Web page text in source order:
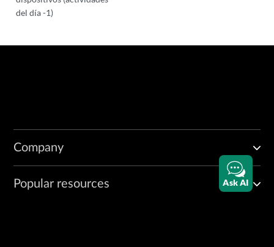
del día -1)
Company
Popular resources Ask AI